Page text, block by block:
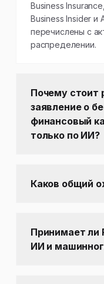
Business
Business Insider и
перечислены с
распределении.
Почему стоит
заявление о
финансовый
только по ИИ?
Каков общий
Принимает ли
ИИ и